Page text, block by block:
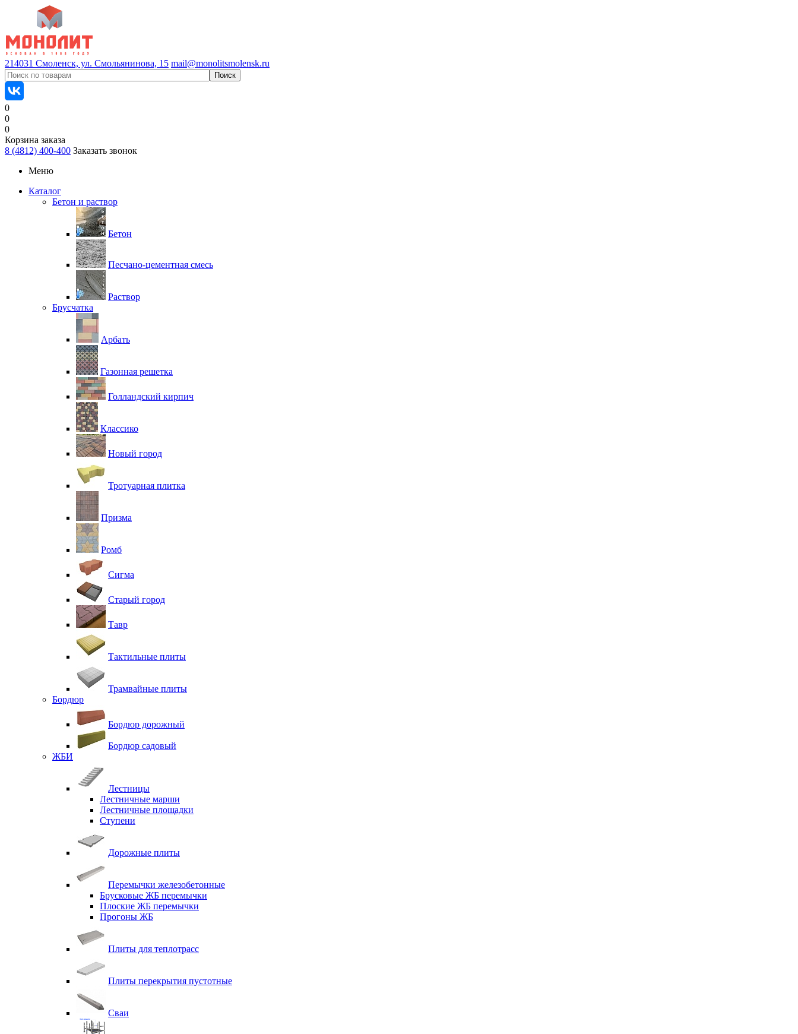
214031 Смоленск, ул. Смольянинова, 15 mail@monolitsmolensk.ru
0
0
0
Корзина заказа
8 (4812) 400-400 Заказать звонок
Меню
Каталог
Бетон и раствор
Бетон
Песчано-цементная смесь
Раствор
Брусчатка
Арбать
Газонная решетка
Голландский кирпич
Классико
Новый город
Тротуарная плитка
Призма
Ромб
Сигма
Старый город
Тавр
Тактильные плиты
Трамвайные плиты
Бордюр
Бордюр дорожный
Бордюр садовый
ЖБИ
Лестницы
Лестничные марши
Лестничные площадки
Ступени
Дорожные плиты
Перемычки железобетонные
Брусковые ЖБ перемычки
Плоские ЖБ перемычки
Прогоны ЖБ
Плиты для теплотрасс
Плиты перекрытия пустотные
Сваи